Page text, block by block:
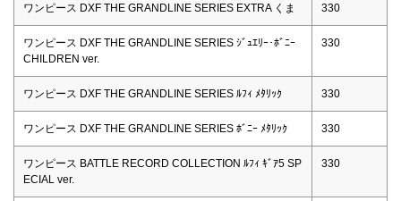
ワンピース DXF THE GRANDLINE SERIES EXTRA くま 330
ワンピース DXF THE GRANDLINE SERIES ｼﾞｭｴﾘｰ･ﾎﾞﾆｰ
CHILDREN ver.
330
ワンピース DXF THE GRANDLINE SERIES ﾙﾌｨ ﾒﾀﾘｯｸ 330
ワンピース DXF THE GRANDLINE SERIES ﾎﾞﾆｰ ﾒﾀﾘｯｸ 330
ワンピース BATTLE RECORD COLLECTION ﾙﾌｨ ｷﾞｱ5 SP
ECIAL ver.
330